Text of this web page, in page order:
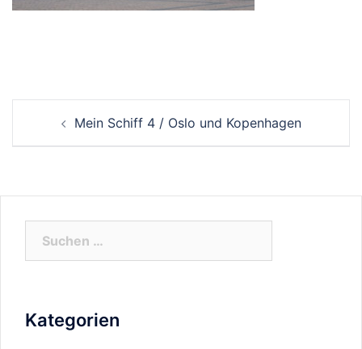
NavigationMein Schiff 4 / Oslo und Kopenhagen
Kategorien